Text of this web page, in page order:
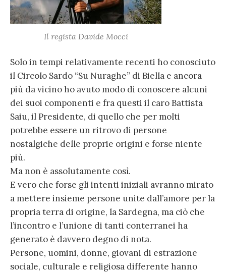
Il regista Davide Mocci
Solo in tempi relativamente recenti ho conosciuto
il Circolo Sardo “Su Nuraghe” di Biella e ancora
più da vicino ho avuto modo di conoscere alcuni
dei suoi componenti e fra questi il caro Battista
Saiu, il Presidente, di quello che per molti
potrebbe essere un ritrovo di persone
nostalgiche delle proprie origini e forse niente
più.
Ma non è assolutamente così.
E vero che forse gli intenti iniziali avranno mirato
a mettere insieme persone unite dall’amore per la
propria terra di origine, la Sardegna, ma ciò che
l’incontro e l’unione di tanti conterranei ha
generato è davvero degno di nota.
Persone, uomini, donne, giovani di estrazione
sociale, culturale e religiosa differente hanno